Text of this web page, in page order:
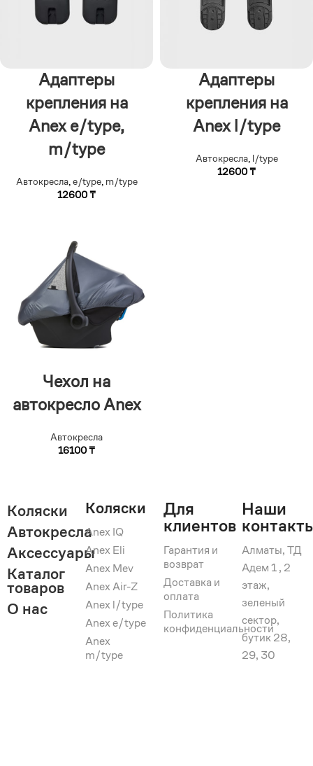
Адаптеры
крепления на
Anex e/type,
m/type
Автокресла,e/type, m/type
12600₸
Адаптеры
крепления на
Anex l/type
Автокресла, l/type
12600₸
Чехол на
автокресло Anex
Автокресла
16100₸
Коляски
Автокресла
Аксессуары
Каталог
товаров
О нас
Коляски
Anex IQ
Anex Eli
Anex Mev
Anex Air-Z
Anex l/type
Anex e/type
Anex
m/type
Для
клиентов
Гарантия и
возврат
Доставка и
оплата
Политика
конфиденциальности
Наши
Алматы, ТД
Адем 1 , 2
этаж,
зеленый
сектор,
бутик 28,
29, 30